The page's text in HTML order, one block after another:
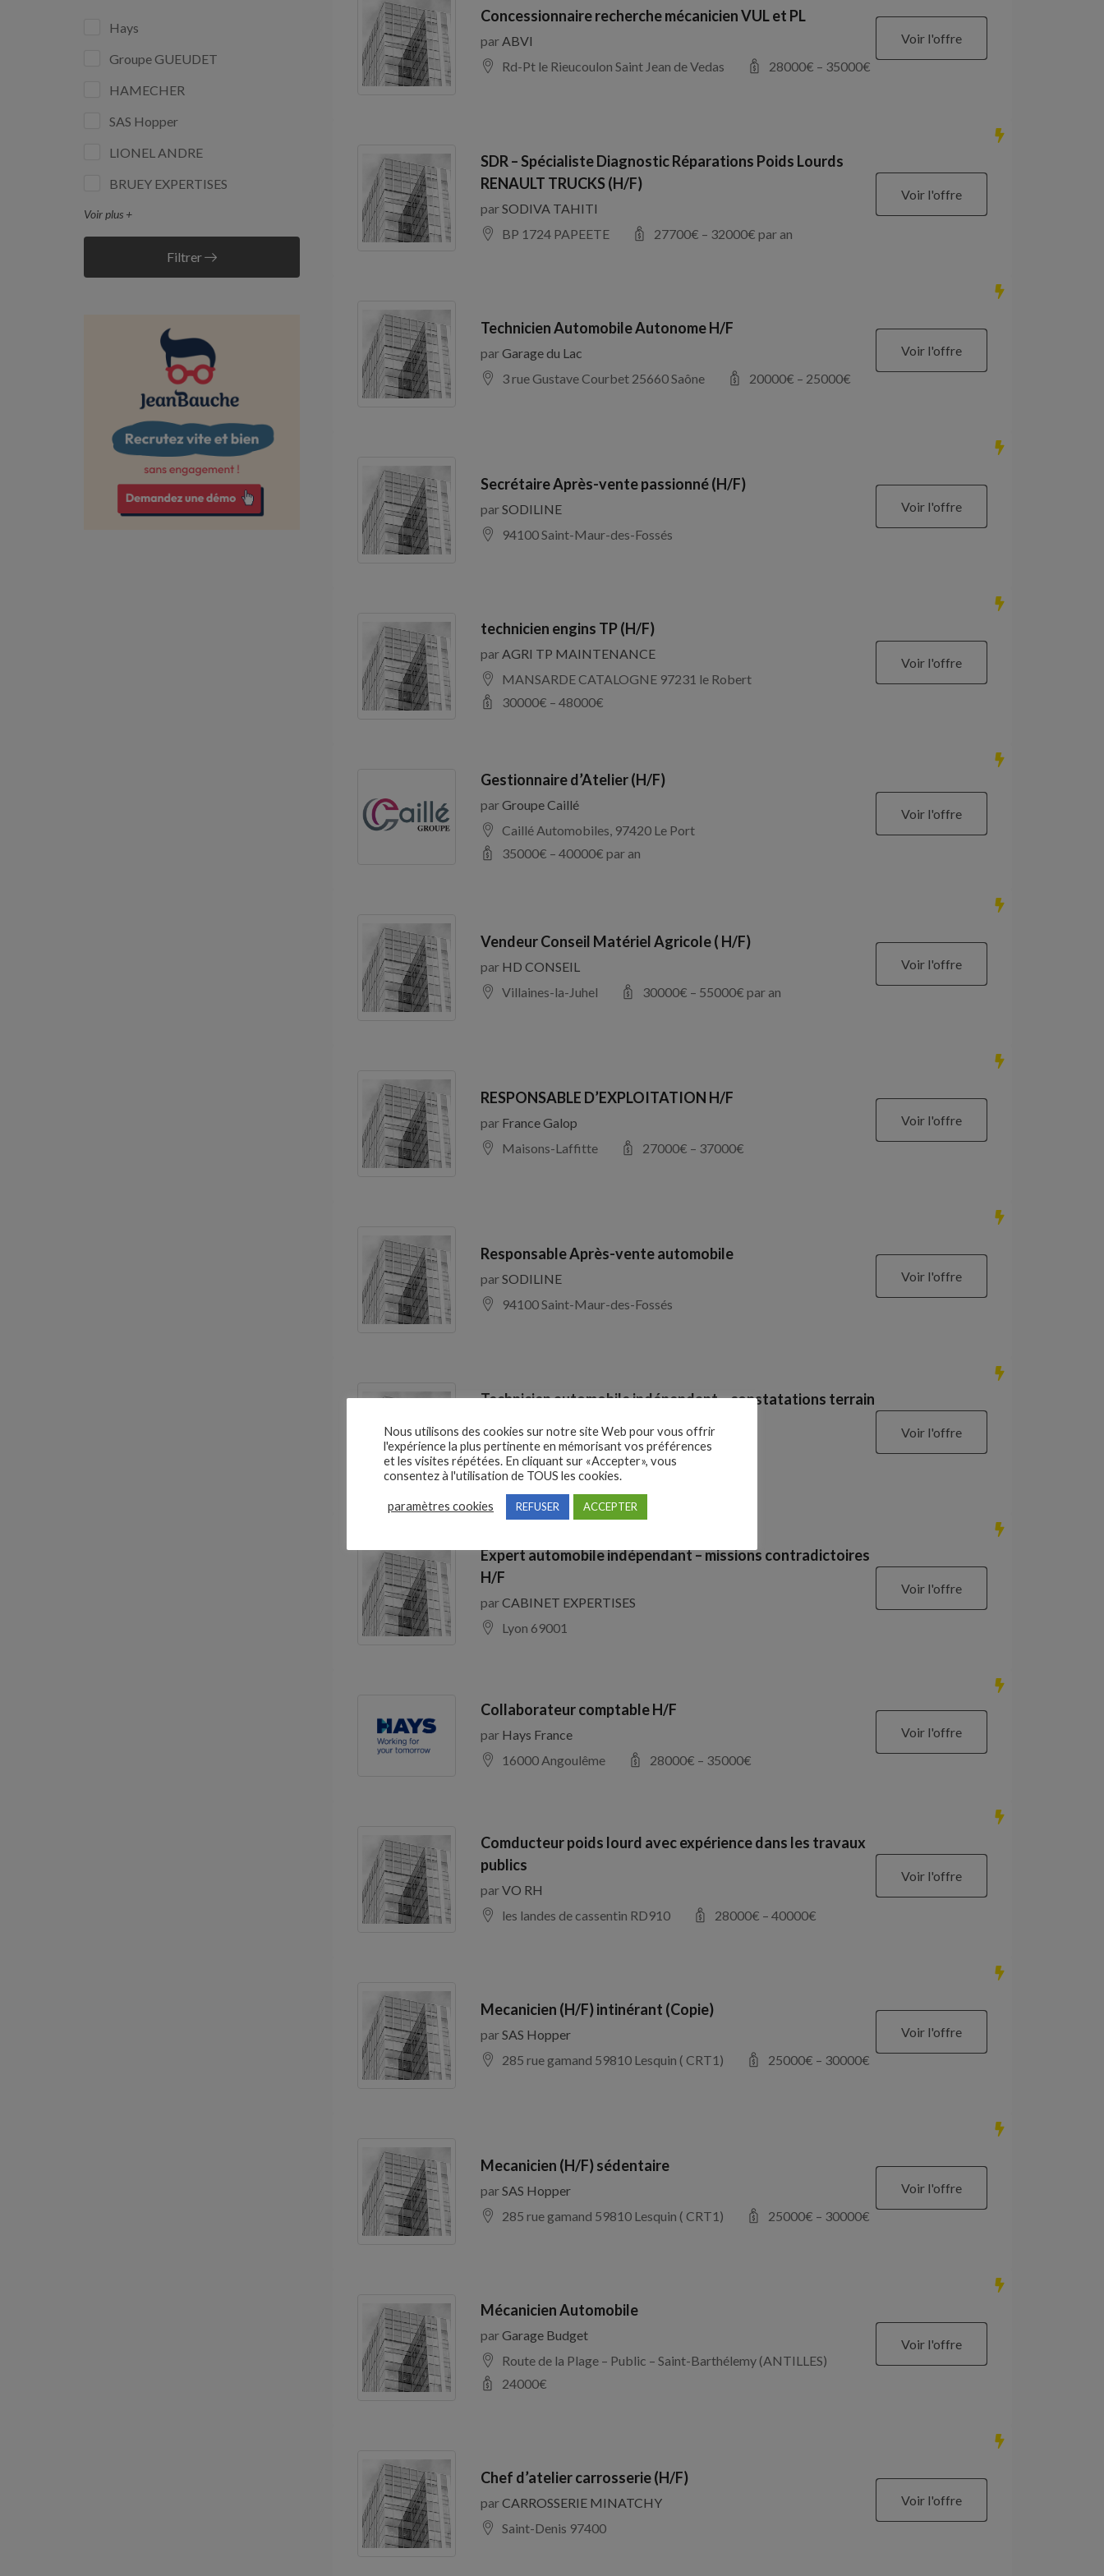
Hays
Groupe GUEUDET
HAMECHER
SAS Hopper
LIONEL ANDRE
BRUEY EXPERTISES
Voir plus +
Filtrer
Concessionnaire recherche mécanicien VUL et PL
parABVI
Rd-Pt le Rieucoulon Saint Jean de Vedas
28000€ – 35000€
Voir l'offre
SDR – Spécialiste Diagnostic Réparations Poids Lourds
RENAULT TRUCKS (H/F)
par SODIVA TAHITI
BP 1724 PAPEETE
27700€ – 32000€ par an
Voir l'offre
Technicien Automobile Autonome H/F
parGarage du Lac
3 rue Gustave Courbet 25660 Saône
20000€ – 25000€
Voir l'offre
Secrétaire Après-vente passionné (H/F)
parSODILINE
94100 Saint-Maur-des-Fossés
Voir l'offre
technicien engins TP (H/F)
parAGRI TP MAINTENANCE
MANSARDE CATALOGNE 97231 le Robert
30000€ – 48000€
Voir l'offre
Gestionnaire d’Atelier (H/F)
parGroupe Caillé
Caillé Automobiles, 97420 Le Port
35000€ – 40000€ par an
Voir l'offre
Vendeur Conseil Matériel Agricole ( H/F)
par HD CONSEIL
Villaines-la-Juhel
30000€ – 55000€ par an
Voir l'offre
RESPONSABLE D’EXPLOITATION H/F
par France Galop
Maisons-Laffitte
27000€ – 37000€
Voir l'offre
Responsable Après-vente automobile
parSODILINE
94100 Saint-Maur-des-Fossés
Voir l'offre
Technicien automobile indépendant – constatations terrain
parCABINET EXPERTISES
Lyon 69001
Voir l'offre
Expert automobile indépendant – missions contradictoires
H/F
parCABINET EXPERTISES
Lyon 69001
Voir l'offre
Collaborateur comptable H/F
par Hays France
16000 Angoulême
28000€ – 35000€
Voir l'offre
Comducteur poids lourd avec expérience dans les travaux
publics
parVO RH
les landes de cassentin RD910
28000€ – 40000€
Voir l'offre
Mecanicien (H/F) intinérant (Copie)
parSAS Hopper
285 rue gamand 59810 Lesquin ( CRT1)
25000€ – 30000€
Voir l'offre
Mecanicien (H/F) sédentaire
parSAS Hopper
285 rue gamand 59810 Lesquin ( CRT1)
25000€ – 30000€
Voir l'offre
Mécanicien Automobile
parGarage Budget
Route de la Plage – Public – Saint-Barthélemy (ANTILLES)
24000€
Voir l'offre
Chef d’atelier carrosserie (H/F)
parCARROSSERIE MINATCHY
Saint-Denis 97400
Voir l'offre
Nous utilisons des cookies sur notre site Web pour vous offrir
l'expérience la plus pertinente en mémorisant vos préférences
et les visites répétées. En cliquant sur «Accepter», vous
consentez à l'utilisation de TOUS les cookies.
paramètres cookies REFUSER ACCEPTER